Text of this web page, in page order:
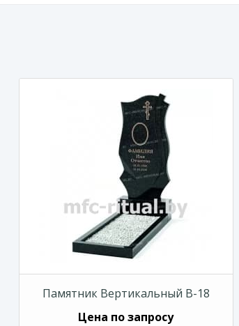
Памятник Вертикальный В-18
Цена по запросу